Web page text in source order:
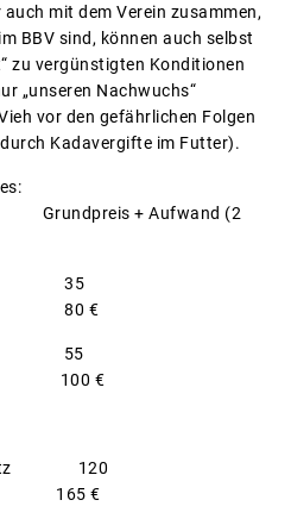
mit dem Verein zusammen,
BBV sind, können auch selbst
zu vergünstigten Konditionen
„unseren Nachwuchs“
vor den gefährlichen Folgen
Kadavergifte im Futter).
dies:
+ Aufwand (2
€
€
120
€